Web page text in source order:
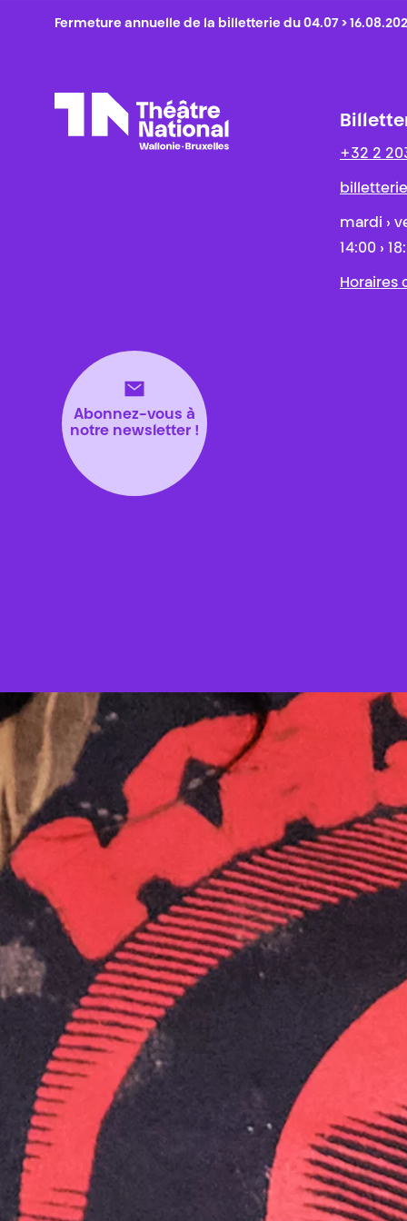
Fermeture annuelle de la billetterie du 04.07 >
Abonnez-vous à
notre newsletter !
+32 2
mardi ›
14:00 ›
Horaires